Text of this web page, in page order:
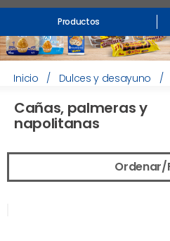
Pedidos online
Mis productos comprados
Listas
INFORMACIÓN GENERAL
Productos
Inicio / Dulces y desayuno /
Cañas, palmeras y
napolitanas
Ordenar/